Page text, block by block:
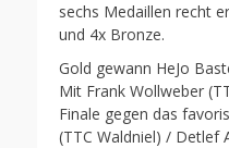
sechs Medaillen recht
und 4x Bronze.
Gold gewann HeJo
Mit Frank Wollweber
Finale gegen das
(TTC Waldniel) / Detlef